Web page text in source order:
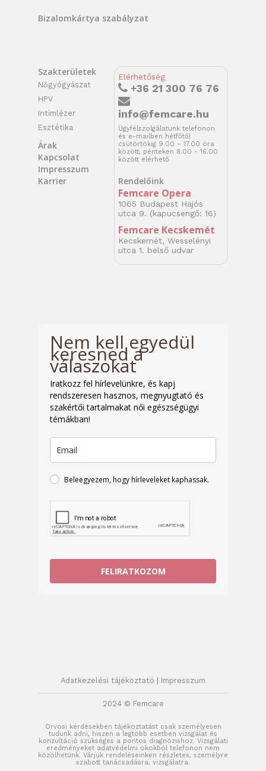
Bizalomkártya szabályzat
Szakterületek
Nőgyógyászat
HPV
Intimlézer
Esztétika
Árak
Kapcsolat
Impresszum
Karrier
Elérhetőség
+36 21 300 76 76
info@femcare.hu
Ügyfélszolgálatunk telefonon
és e-mailben hétfőtől
csütörtökig 9.00 – 17.00 óra
között, pénteken 8.00 - 16.00
között elérhető
Rendelőink
Femcare Opera
1065 Budapest Hajós
utca 9. (kapucsengő: 16)
Femcare Kecskemét
Kecskemét, Wesselényi
utca 1. belső udvar
Nem kell egyedül
keresned a
válaszokat
Iratkozz fel hírlevelünkre, és kapj
rendszeresen hasznos, megnyugtató és
szakértői tartalmakat női egészségügyi
témákban!
Beleegyezem, hogy hírleveleket kaphassak.
FELIRATKOZOM
Adatkezelési tájékoztató Impresszum
2024 © Femcare
Orvosi kérdésekben tájékoztatást csak személyesen
tudunk adni, hiszen a legtöbb esetben vizsgálat és
konzultáció szükséges a pontos diagnózishoz. Vizsgálati
eredményeket adatvédelmi okokból telefonon nem
közölhetünk. Várjuk rendeléseinken részletes, személyre
szabott tanácsadásra, vizsgálatra.